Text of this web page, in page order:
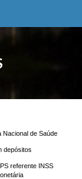
Nacional de Saúde
depósitos
referente INSS